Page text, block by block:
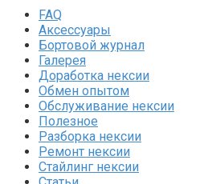
FAQ
Аксессуары
Бортовой журнал
Галерея
Доработка нексии
Обмен опытом
Обслуживание нексии
Полезное
Разборка нексии
Ремонт нексии
Стайлинг нексии